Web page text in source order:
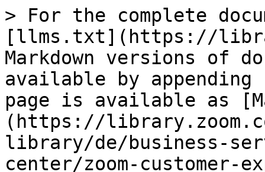
> For the complete
[llms.txt](https://
Markdown versions of
available by
page is available as
(https://
library/de/business-
center/zoom-customer-